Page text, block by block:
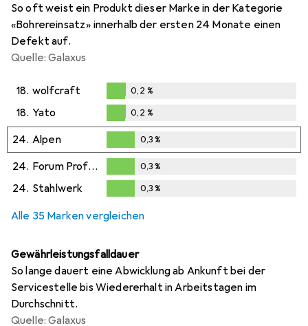
So oft weist ein Produkt dieser Marke in der Kategorie
«Bohrereinsatz» innerhalb der ersten 24 Monate einen
Defekt auf.
Quelle: Galaxus
18. wolfcraft
0,2%
0,2 %
18. Yato
0,2%
0,2 %
24. Alpen
0,3%
0,3%
24. Forum Professional Solutions
0,3%
0,3%
24. Stahlwerk 0,3%
Alle 35 Marken vergleichen
Gewährleistungsfalldauer
So lange dauert eine Abwicklung ab Ankunft bei der
Servicestelle bis Wiedererhalt in Arbeitstagen im
Durchschnitt.
Quelle: Galaxus